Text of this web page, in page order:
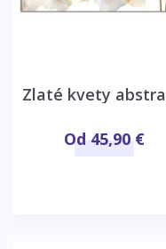
Od 45,90 €